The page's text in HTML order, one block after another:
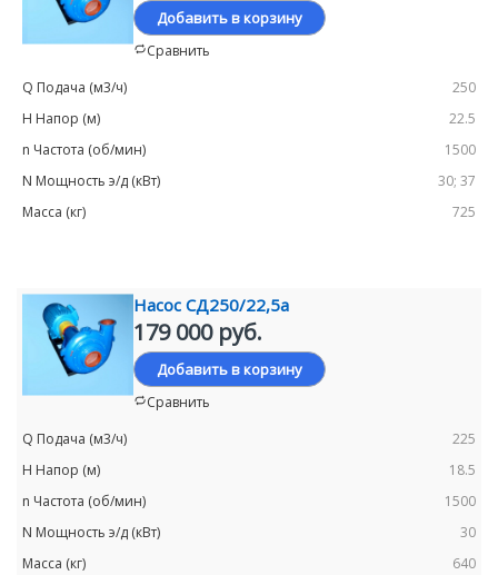
Добавить в корзину
Сравнить
250
22.5
1500
30; 37
725
Насос СД250/22,5а
179 000 руб.
Добавить в корзину
Сравнить
225
18.5
1500
30
640